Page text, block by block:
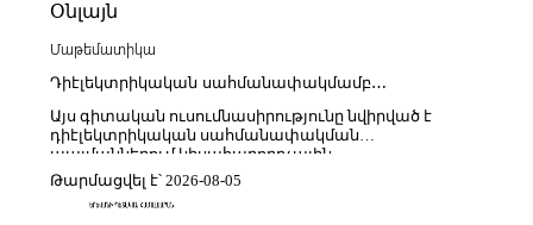
Օնլայն
Մաթեմատիկա
Դիէլեկտրիկական սահմանափակմամբ
կոլեկտիվ վիճակների և օպտիկական երևույթների
հետազոտումը
Այս գիտական ուսումնասիրությունը նվիրված է
դիէլեկտրիկական սահմանափակման
պայմաններում կիսահաղորդչային
նանոկառուցվածքներում առաջացող կոլեկտիվ
քվազիմասնիկային վիճակների և օպտիկական
երևույթների տեսական ու փորձարարական
Թարմացվել է՝ 2026-08-05